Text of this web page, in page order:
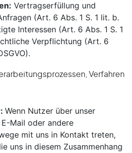
Vertragserfüllung und
(Art. 6 Abs. 1 S. 1 lit. b.
Interessen (Art. 6 Abs. 1 S. 1
Verpflichtung (Art. 6
Verfahren
Wenn Nutzer über unser
Mail oder andere
mit uns in Kontakt treten,
uns in diesem Zusammenhang